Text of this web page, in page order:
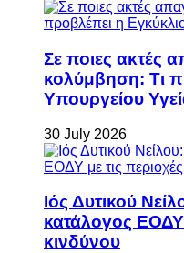
Σε ποιες ακτές
κολύμβηση: Τι
Υπουργείου
30 July 2026
Ιός Δυτικού
κατάλογος ΕΟΔΥ
κινδύνου